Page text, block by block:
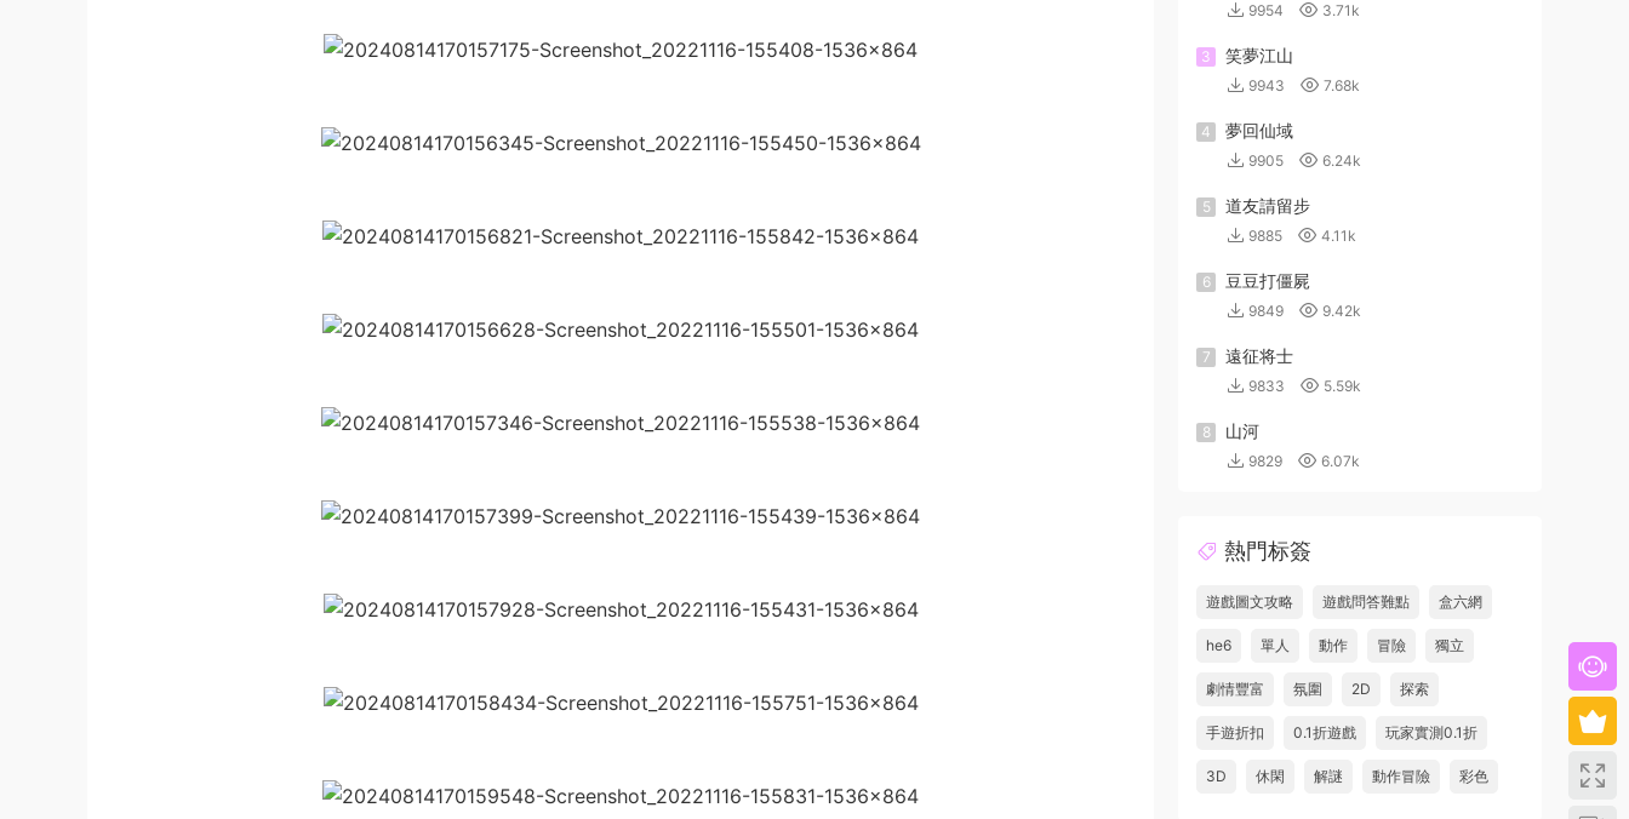
9954 3.71k
3 笑夢江山
9943 7.68k
4 夢回仙域
9905 6.24k
5 道友請留步
9885 4.11k
6 豆豆打僵屍
9849 9.42k
7 遠征将士
9833 5.59k
8 山河
9829 6.07k
熱門标簽
遊戲圖文攻略 遊戲問答難點 盒六網
he6 單人 動作 冒險 獨立
劇情豐富 氛圍 2D 探索
手遊折扣 0.1折遊戲 玩家實測0.1折
3D 休閑 解謎 動作冒險 彩色